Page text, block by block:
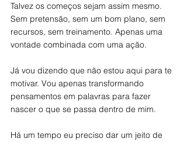
Talvez os começos sejam assim mesmo.
Sem pretensão, sem um bom plano, sem
recursos, sem treinamento. Apenas uma
vontade combinada com uma ação.
Já vou dizendo que não estou aqui para te
motivar. Vou apenas transformando
pensamentos em palavras para fazer
nascer o que se passa dentro de mim.
Há um tempo eu preciso dar um jeito de